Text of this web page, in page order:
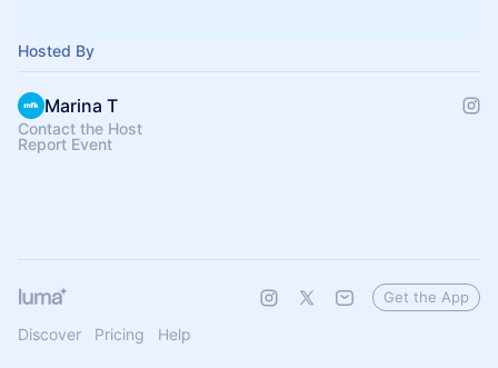
Hosted By
Marina T
Contact the Host
Report Event
Discover Pricing Help
Get the App